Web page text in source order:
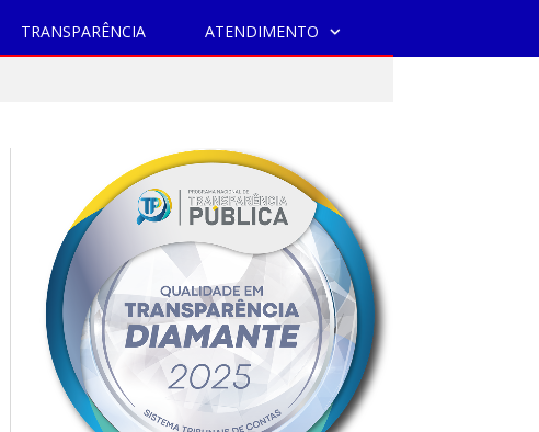
TRANSPARÊNCIA ATENDIMENTO